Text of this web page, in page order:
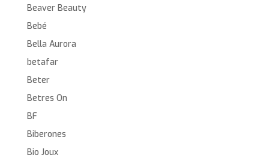
Beaver Beauty
Bebé
Bella Aurora
betafar
Beter
Betres On
BF
Biberones
Bio Joux